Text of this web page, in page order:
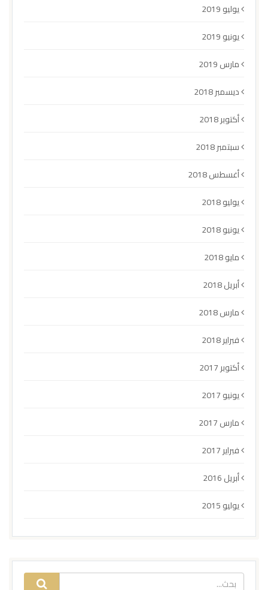
يوليو 2019
يونيو 2019
مارس 2019
ديسمبر 2018
أكتوبر 2018
سبتمبر 2018
أغسطس 2018
يوليو 2018
يونيو 2018
مايو 2018
أبريل 2018
مارس 2018
فبراير 2018
أكتوبر 2017
يونيو 2017
مارس 2017
فبراير 2017
أبريل 2016
يوليو 2015